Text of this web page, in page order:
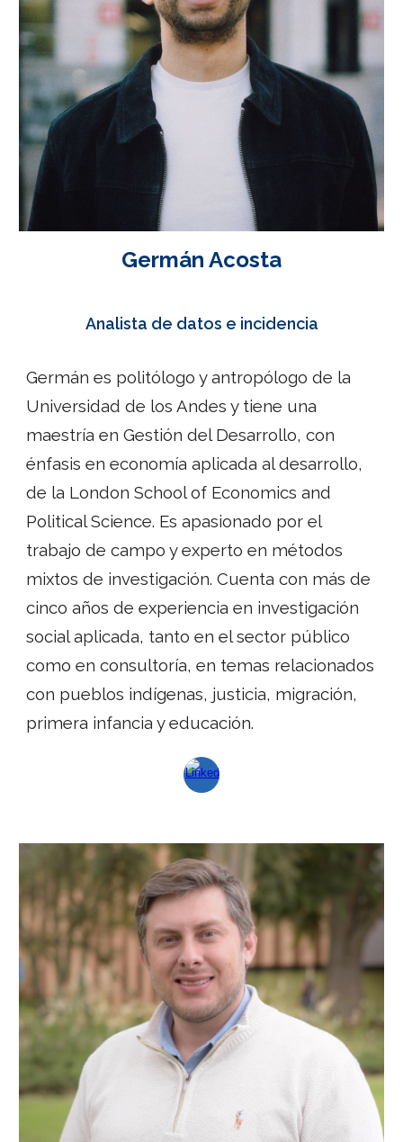
Germán Acosta
Analista de datos e incidencia
Germán es politólogo y antropólogo de la
Universidad de los Andes y tiene una
maestría en Gestión del Desarrollo, con
énfasis en economía aplicada al desarrollo,
de la London School of Economics and
Political Science. Es apasionado por el
trabajo de campo y experto en métodos
mixtos de investigación. Cuenta con más de
cinco años de experiencia en investigación
social aplicada, tanto en el sector público
como en consultoría, en temas relacionados
con pueblos indígenas, justicia, migración,
primera infancia y educación.